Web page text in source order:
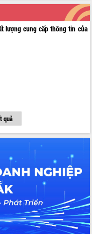
lượng cung cấp thông tin của
quả